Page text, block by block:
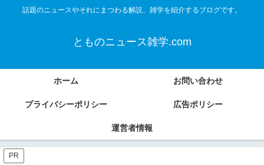
話題のニュースやそれにまつわる解説、雑学を紹介するブログです。
とものニュース雑学.com
ホーム お問い合わせ
プライバシーポリシー 広告ポリシー
運営者情報
PR